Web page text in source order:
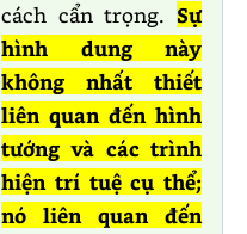
cách cẩn trọng. Sự
hình dung này
không nhất thiết
liên quan đến hình
tướng và các trình
hiện trí tuệ cụ thể;
nó liên quan đến